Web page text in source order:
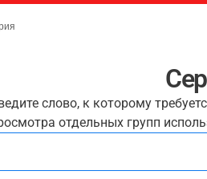
слово, к которому
отдельных групп